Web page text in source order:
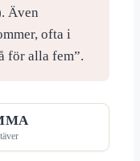
Även
ofta i
för alla fem”.